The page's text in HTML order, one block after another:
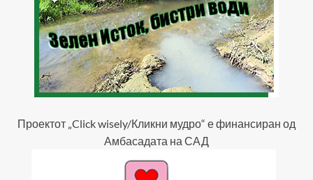
Проектот „Click wisely/Кликни мудро“ е финансиран од
Амбасадата на САД